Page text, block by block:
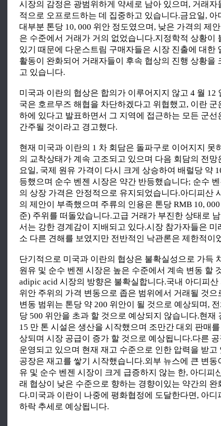
시장의 감정은 광범위하게 약세로 남아 있으며, 거래자
적으로 오프로드하는 데 집중하고 있습니다.금요일, 아
대부분 톤당 10, 000 위안 정도였으며, 낮은 가격의 제
은 수준에서 거래가 거의 없었습니다.지정학적 상황이
있기 때문에 다운스트림 구매자들은 시장 진출에 대한
활동이 완화되어 거래자들이 후속 협상의 진행 상황을
고 있습니다.
미국과 이란의 협상은 합의가 이루어지지 않고 4 월 12
국은 호르무즈 해협을 차단하겠다고 위협했고, 이란 군
하에 있다고 발표하면서 그 지역에 접근하는 모든 군선
간주될 것이라고 경고했다.
현재 미국과 이란의 1 차 회담은 돌파구로 이어지지 못
의 교착상태가 계속 고조되고 있으며 다음 회담의 전망
요일, 국제 원유 가격이 다시 크게 상승하여 배럴당 약
등했으며 순수 벤젠 시장은 약간 반등했습니다; 순수
의 상장 가격은 안정적으로 유지되었습니다.아디피산
의 제안이 부족했으며 주류의 인용은 톤당 RMB 10,
준) 주위를 떠돌았습니다.고급 거래가 부진한 상태로
서는 강한 경계감이 지배되고 있다.시장 참가자들은 미
소 다른 견해를 보였지만 전반적인 낙관론은 제한적이
단기적으로 미국과 이란의 협상은 불확실성으로 가득
원유 및 순수 벤젠 시장은 높은 수준에서 계속 변동 할
adipic acid 시장의 방향은 불확실합니다.국내 아디피산
위안 주위의 가격 변동으로 좁은 범위에서 거래될 것으
변동 범위는 톤당 약 200 위안이 될 것으로 예상되며,
당 500 위안을 초과 할 것으로 예상되지 않습니다.현재
15 만 톤 시설은 생산을 시작했으며 조만간 대외 판매
상되며 시장 공급이 증가 할 것으로 예상됩니다.다른
운영되고 있으며 현재 재고 수준으로 인한 압력을 받고
공장은 재고를 쌓기 시작했습니다.외부 뉴스에 큰 변동
유 및 순수 벤젠 시장이 크게 급증하지 않는 한, 아디피
래 협상이 낮은 수준으로 향하는 경향이있는 약간의 완
다.미국과 이란이 나중에 평화협정에 도달한다면, 아디
하락 추세로 예상됩니다.